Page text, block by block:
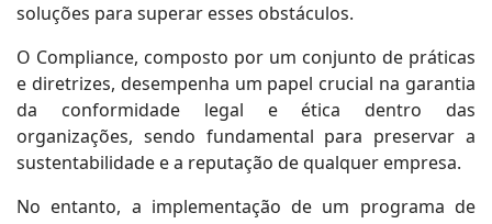
soluções para superar esses obstáculos.
O Compliance, composto por um conjunto de práticas
e diretrizes, desempenha um papel crucial na garantia
da conformidade legal e ética dentro das
organizações, sendo fundamental para preservar a
sustentabilidade e a reputação de qualquer empresa.
No entanto, a implementação de um programa de